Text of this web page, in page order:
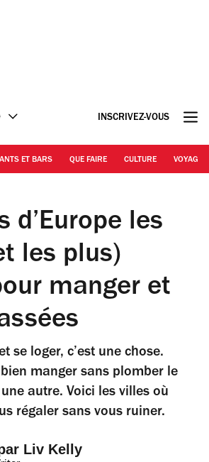
INSCRIVEZ-VOUS
ET BARS QUE FAIRE CULTURE VOYAGE
d’Europe les
les plus)
manger et
se loger, c’est une chose.
manger sans plomber le
une autre. Voici les villes où
régaler sans vous ruiner.
Liv Kelly